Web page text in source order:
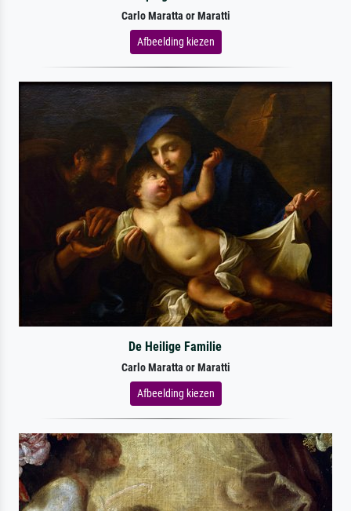
Carlo Maratta or Maratti
Afbeelding kiezen
De Heilige Familie
Carlo Maratta or Maratti
Afbeelding kiezen